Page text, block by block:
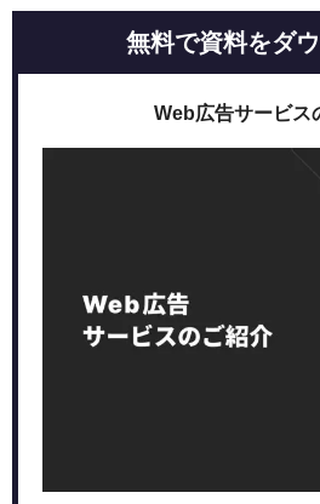
LINE Dynamic Adsにおける商品
無料で資料をダ
Web広告サービス